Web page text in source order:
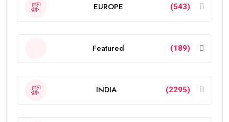
EUROPE (543)
Featured (189)
INDIA (2295)